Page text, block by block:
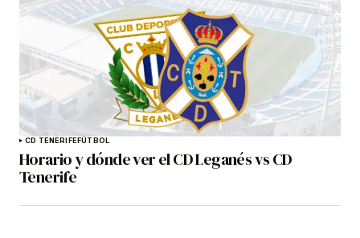
CD TENERIFEFÚTBOL
Horario y dónde ver el CD Leganés vs CD
Tenerife